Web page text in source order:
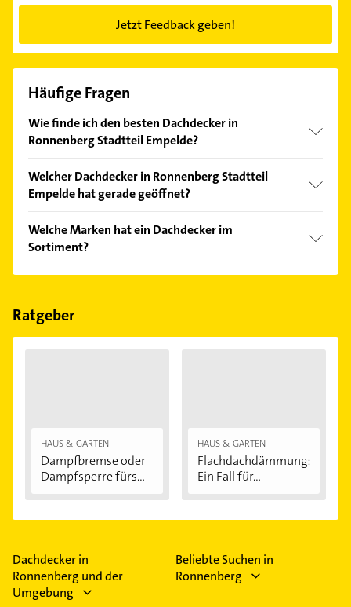
Jetzt Feedback geben!
Häufige Fragen
Wie finde ich den besten Dachdecker in
Ronnenberg Stadtteil Empelde?
Kundenmeinungen und profitieren Sie von den
Empfehlungen. Die Suchergebnisse können Sie sich
Welcher Dachdecker in Ronnenberg Stadtteil
Empelde hat gerade geöffnet?
Bitte beachten Sie, dass diese an Sonn- und
Feiertagen abweichen können.
Welche Marken hat ein Dachdecker im
Sortiment?
Der Dachdecker verkauft Marken wie Velux, Braas,
Ratgeber
HAUS & GARTEN
Dampfbremse oder
Dampfsperre fürs...
HAUS & GARTEN
Flachdachdämmung:
Ein Fall für...
Dachdecker in
Ronnenberg und der
Umgebung
Beliebte Suchen in
Ronnenberg